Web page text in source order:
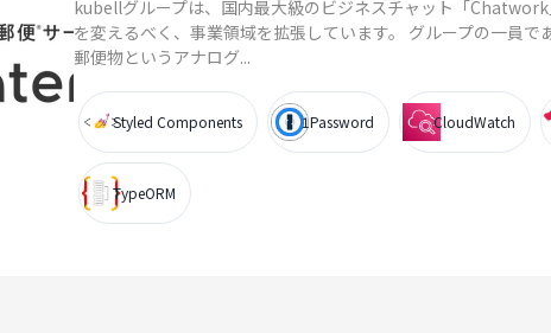
kubellグループは、国内最大級のビジネスチャット「
を変えるべく、事業領域を拡張しています。 グループの一員
郵便物というアナログ...
Styled Components 1Password CloudWatch
TypeORM